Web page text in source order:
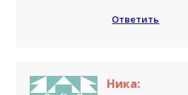
Ответить
Ника: